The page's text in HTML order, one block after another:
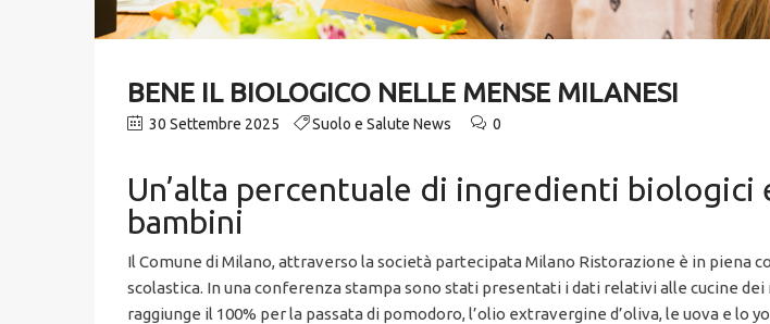
BENE IL BIOLOGICO NELLE MENSE MILANESI
30 Settembre 2025 Suolo e Salute News 0
Un’alta percentuale di ingredienti
bambini
Il Comune di Milano, attraverso la società partecipata Milano Ristorazione è in
scolastica. In una conferenza stampa sono stati presentati i dati relativi alle cucine
raggiunge il 100% per la passata di pomodoro, l’olio extravergine d’oliva, le uova e